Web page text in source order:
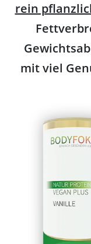
rein
mit viel